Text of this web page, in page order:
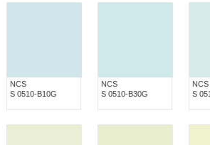
NCS
S 0510-B10G
NCS
S 0510-B30G
NCS
S